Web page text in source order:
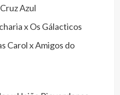
Azul
x Os Gálacticos
Carol x Amigos do